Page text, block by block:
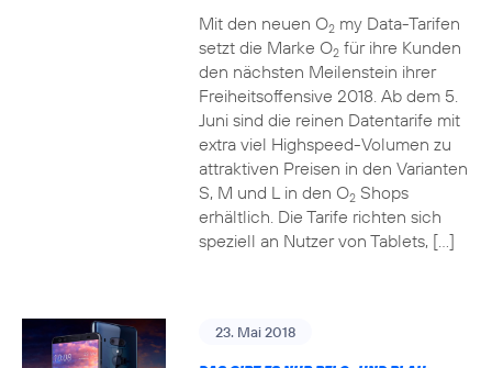
Mit den neuen O2my Data-Tarifen
setzt die Marke O2für ihre Kunden
den nächsten Meilenstein ihrer
Freiheitsoffensive 2018. Ab dem 5.
Juni sind die reinen Datentarife mit
extra viel Highspeed-Volumen zu
attraktiven Preisen in den Varianten
S, M und L in den O2Shops
erhältlich. Die Tarife richten sich
speziell an Nutzer von Tablets, […]
23. Mai 2018